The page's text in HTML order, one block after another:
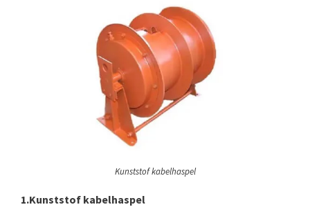
Kunststof kabelhaspel
1.Kunststof kabelhaspel